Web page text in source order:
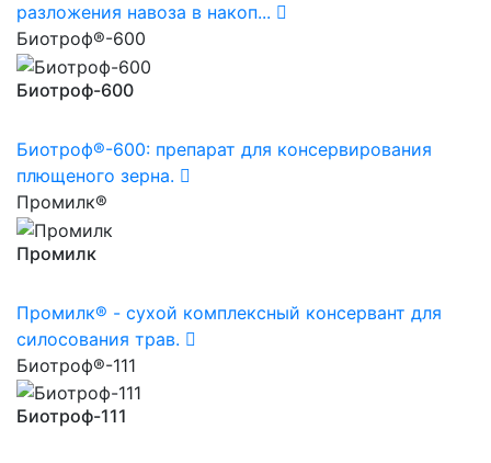
разложения навоза в накоп...
Биотроф®-600
Биотроф-600
Биотроф®-600: препарат для консервирования
плющеного зерна.
Промилк®
Промилк
Промилк® - сухой комплексный консервант для
силосования трав.
Биотроф®-111
Биотроф-111